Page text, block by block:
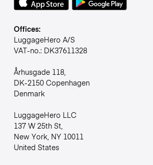
Offices:
LuggageHero A/S
VAT-no.: DK37611328
Århusgade 118,
DK-2150 Copenhagen
Denmark
LuggageHero LLC
137 W 25th St,
New York, NY 10011
United States